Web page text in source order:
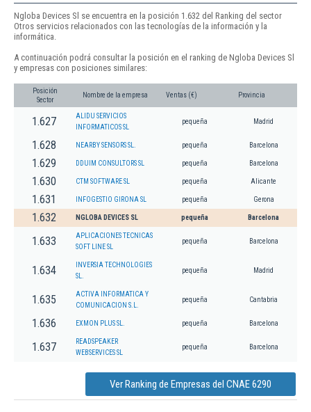
Ngloba Devices Sl se encuentra en la posición 1.632 del Ranking del sector
Otros servicios relacionados con las tecnologías de la información y la
informática.
A continuación podrá consultar la posición en el ranking de Ngloba Devices Sl
y empresas con posiciones similares:
Posición
Sector
Nombre de la empresa Ventas (€) Provincia
1.627
ALIDU SERVICIOS
INFORMATICOS SL
pequeña Madrid
1.628 NEARBY SENSORS SL. pequeña Barcelona
1.629 DDUIM CONSULTORS SL pequeña Barcelona
1.630 CTM SOFTWARE SL pequeña Alicante
1.631 INFOGESTIO GIRONA SL pequeña Gerona
1.632 NGLOBA DEVICES SL pequeña Barcelona
1.633
APLICACIONES TECNICAS
SOFT LINE SL
pequeña Barcelona
1.634
INVERSIA TECHNOLOGIES
SL.
pequeña Madrid
1.635
ACTIVA INFORMATICA Y
COMUNICACION S.L.
pequeña Cantabria
1.636 EXMON PLUS SL. pequeña Barcelona
1.637
READSPEAKER
WEBSERVICES SL
pequeña Barcelona
Ver Ranking de Empresas del CNAE 6290